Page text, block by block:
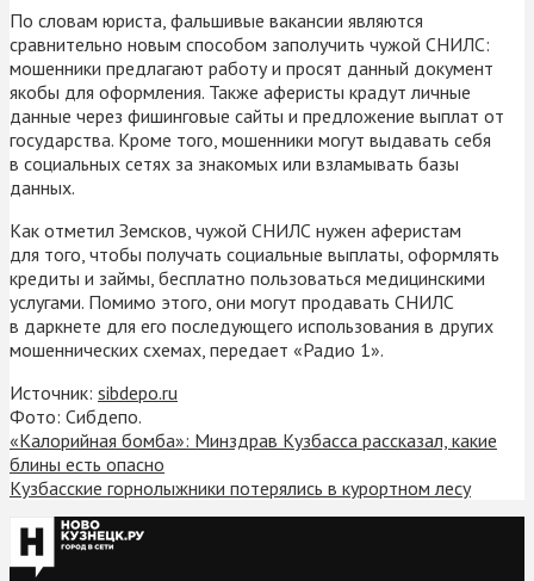
По словам юриста, фальшивые вакансии являются
сравнительно новым способом заполучить чужой СНИЛС:
мошенники предлагают работу и просят данный документ
якобы для оформления. Также аферисты крадут личные
данные через фишинговые сайты и предложение выплат от
государства. Кроме того, мошенники могут выдавать себя
в социальных сетях за знакомых или взламывать базы
данных.
Как отметил Земсков, чужой СНИЛС нужен аферистам
для того, чтобы получать социальные выплаты, оформлять
кредиты и займы, бесплатно пользоваться медицинскими
услугами. Помимо этого, они могут продавать СНИЛС
в даркнете для его последующего использования в других
мошеннических схемах, передает «Радио 1».
Источник: sibdepo.ru
Фото: Сибдепо.
«Калорийная бомба»: Минздрав Кузбасса рассказал, какие
блины есть опасно
Кузбасские горнолыжники потерялись в курортном лесу